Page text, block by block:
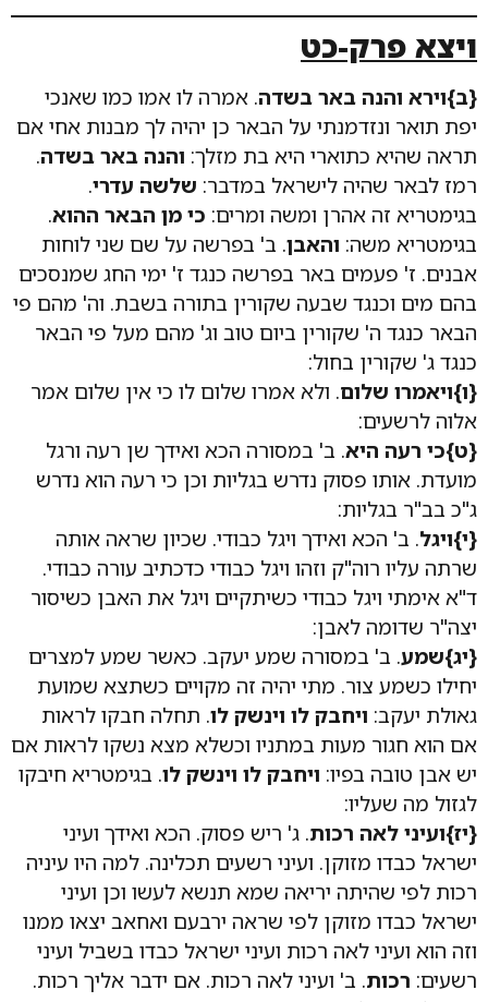
ויצא פרק-כט
{ב}וירא והנה באר בשדה. אמרה לו אמו כמו שאנכי
יפת תואר ונזדמנתי על הבאר כן יהיה לך מבנות אחי אם
תראה שהיא כתוארי היא בת מזלך: והנה באר בשדה.
רמז לבאר שהיה לישראל במדבר: שלשה עדרי.
בגימטריא זה אהרן ומשה ומרים: כי מן הבאר ההוא.
בגימטריא משה: והאבן. ב' בפרשה על שם שני לוחות
אבנים. ז' פעמים באר בפרשה כנגד ז' ימי החג שמנסכים
בהם מים וכנגד שבעה שקורין בתורה בשבת. וה' מהם פי
הבאר כנגד ה' שקורין ביום טוב וג' מהם מעל פי הבאר
כנגד ג' שקורין בחול:
{ו}ויאמרו שלום. ולא אמרו שלום לו כי אין שלום אמר
אלוה לרשעים:
{ט}כי רעה היא. ב' במסורה הכא ואידך שן רעה ורגל
מועדת. אותו פסוק נדרש בגליות וכן כי רעה הוא נדרש
ג"כ בב"ר בגליות:
{י}ויגל. ב' הכא ואידך ויגל כבודי. שכיון שראה אותה
שרתה עליו רוה"ק וזהו ויגל כבודי כדכתיב עורה כבודי.
ד"א אימתי ויגל כבודי כשיתקיים ויגל את האבן כשיסור
יצה"ר שדומה לאבן:
{יג}שמע. ב' במסורה שמע יעקב. כאשר שמע למצרים
יחילו כשמע צור. מתי יהיה זה מקויים כשתצא שמועת
גאולת יעקב: ויחבק לו וינשק לו. תחלה חבקו לראות
אם הוא חגור מעות במתניו וכשלא מצא נשקו לראות אם
יש אבן טובה בפיו: ויחבק לו וינשק לו. בגימטריא חיבקו
לגזול מה שעליו:
{יז}ועיני לאה רכות. ג' ריש פסוק. הכא ואידך ועיני
ישראל כבדו מזוקן. ועיני רשעים תכלינה. למה היו עיניה
רכות לפי שהיתה יריאה שמא תנשא לעשו וכן ועיני
ישראל כבדו מזוקן לפי שראה ירבעם ואחאב יצאו ממנו
וזה הוא ועיני לאה רכות ועיני ישראל כבדו בשביל ועיני
רשעים: רכות. ב' ועיני לאה רכות. אם ידבר אליך רכות.